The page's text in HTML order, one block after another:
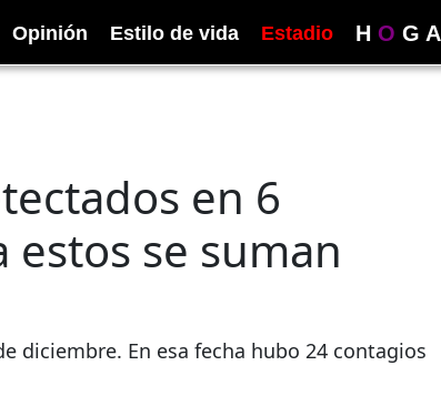
Opinión Estilo de vida Estadio H O G A
en 6
estos se suman
diciembre. En esa fecha hubo 24 contagios